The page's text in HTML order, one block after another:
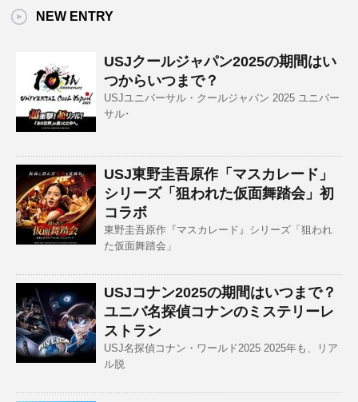
NEW ENTRY
USJクールジャパン2025の期間はい
つからいつまで？
USJユニバーサル・クールジャパン 2025 ユニバー
サル･
USJ東野圭吾原作「マスカレード」
シリーズ「狙われた仮面舞踏会」初
コラボ
東野圭吾原作『マスカレード』シリーズ「狙われ
た仮面舞踏会」
USJコナン2025の期間はいつまで？
ユニバ名探偵コナンのミステリーレ
ストラン
USJ名探偵コナン・ワールド2025 2025年も、リア
ル脱